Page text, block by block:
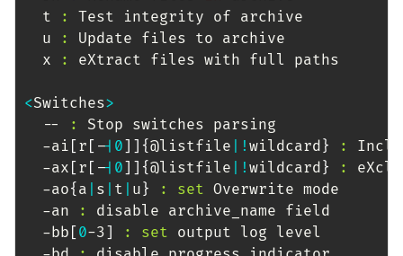
  t
:
Test integrity of archive
  u
:
Update files to archive
  x
: eXtract files with full paths
<Switches>
  --
:
Stop switches parsing
  -ai
[r [ -| 0] ] {@listfile ! wildcard } :
  -ax
[r [ -| 0] ] {@listfile ! wildcard } :
  -ao
{ a s t u } : set Overwrite mode
  -an
:
disable archive_name field
  -bb
[0-3] : set output log level